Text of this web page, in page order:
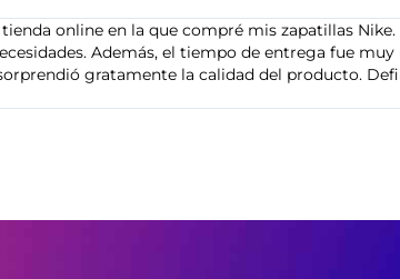
online en la que compré mis zapatillas
Además, el tiempo de entrega fue
gratamente la calidad del producto.